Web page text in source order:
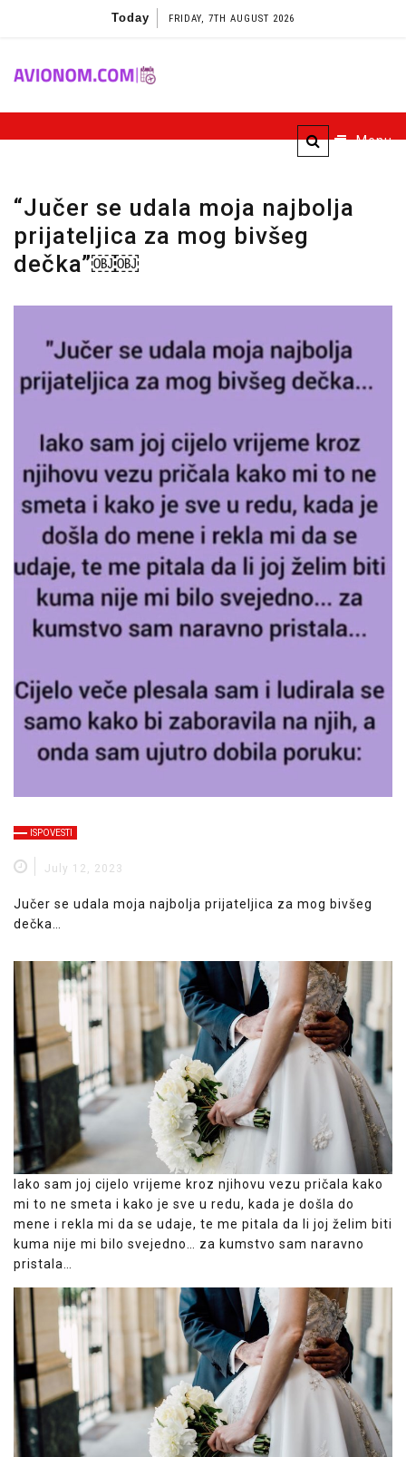
Today FRIDAY, 7TH AUGUST 2026
Avionom
Menu
“Jučer se udala moja najbolja
prijateljica za mog bivšeg
dečka”￼￼
ISPOVESTI
July 12, 2023
Jučer se udala moja najbolja prijateljica za mog bivšeg
dečka…
Iako sam joj cijelo vrijeme kroz njihovu vezu pričala kako
mi to ne smeta i kako je sve u redu, kada je došla do
mene i rekla mi da se udaje, te me pitala da li joj želim biti
kuma nije mi bilo svejedno… za kumstvo sam naravno
pristala…